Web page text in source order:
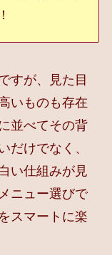
すが、見た目
いものも存在
並べてその背
だけでなく、
い仕組みが見
ニュー選びで
スマートに楽